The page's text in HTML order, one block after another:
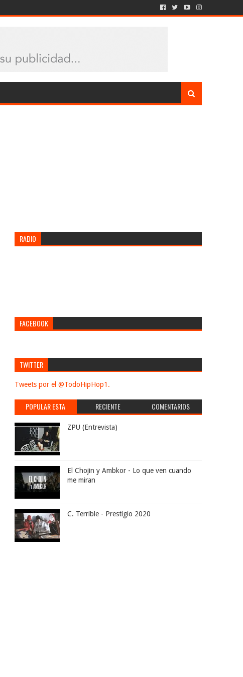
RADIO
FACEBOOK
TWITTER
Tweets por el @TodoHipHop1.
POPULAR ESTA
SEMANA
RECIENTE COMENTARIOS
ZPU (Entrevista)
El Chojin y Ambkor - Lo que ven cuando
me miran
C. Terrible - Prestigio 2020